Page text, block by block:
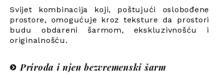
Svijet kombinacija koji, poštujući oslobođene
prostore, omogućuje kroz teksture da prostori
budu obdareni šarmom, ekskluzivnošću i
originalnošću.
Priroda i njen bezvremenski šarm